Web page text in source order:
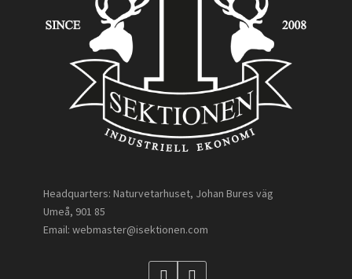
Headquarters: Naturvetarhuset, Johan Bures väg
Umeå, 901 85
Email: webmaster@isektionen.com